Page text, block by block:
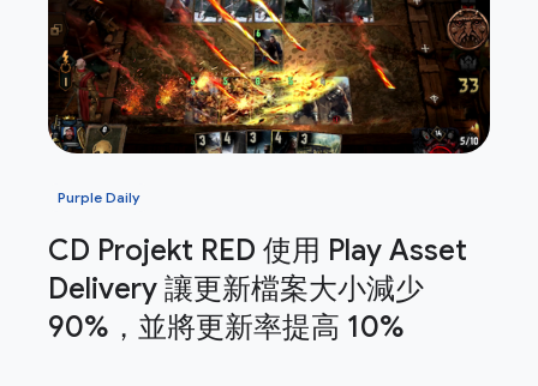
Purple Daily
CD Projekt RED 使用 Play Asset
Delivery 讓更新檔案大小減少
90%，並將更新率提高 10%